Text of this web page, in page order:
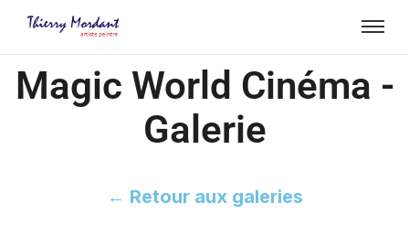
Magic World Cinéma -
Galerie
← Retour aux galeries